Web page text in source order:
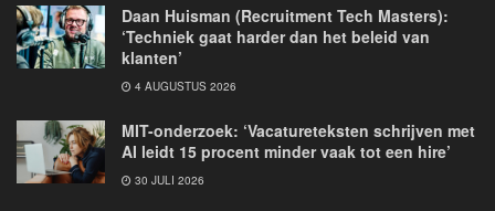
Daan Huisman (Recruitment Tech Masters):
‘Techniek gaat harder dan het beleid van
klanten’
4 AUGUSTUS 2026
MIT-onderzoek: ‘Vacatureteksten schrijven met
AI leidt 15 procent minder vaak tot een hire’
30 JULI 2026